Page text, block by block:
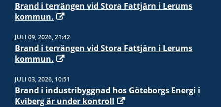
Brand i terrängen vid Stora Fattjärn i Lerums
kommun.
JULI 09, 2026, 21:42
Brand i terrängen vid Stora Fattjärn i Lerums
kommun.
JULI 03, 2026, 10:51
Brand i industribyggnad hos Göteborgs Energi i
Kviberg är under kontroll